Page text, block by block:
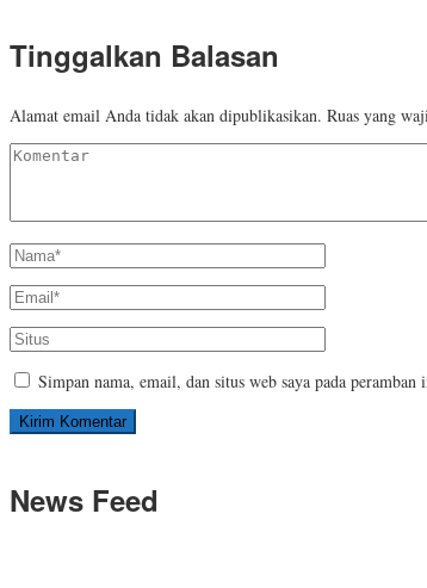
Tinggalkan Balasan
Alamat email Anda tidak akan dipublikasikan. Ruas yang
Simpan nama, email, dan situs web saya pada
News Feed